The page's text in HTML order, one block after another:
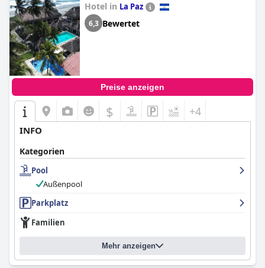
Hotel in La Paz
6,3 Bewertet
Preise anzeigen
$ +4
INFO
Kategorien
Pool
Außenpool
Parkplatz
Familien
Mehr anzeigen